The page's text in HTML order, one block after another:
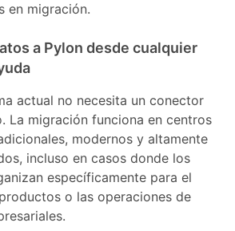
en migración.
a Pylon desde cualquier
actual no necesita un conector
La migración funciona en centros
modernos y altamente
incluso en casos donde los
específicamente para el
o las operaciones de